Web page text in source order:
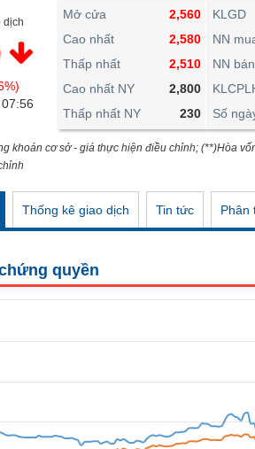
dịch
Mở cửa
2,560
Cao nhất
2,580
Thấp nhất
2,510
Cao nhất NY
2,800
Thấp nhất NY
230
KLGD
NN
NN bán
Số
khoán cơ sở - giá thực hiện điều chỉnh; (**)Hòa
Thống kê giao dịch Tin tức Phân
quyền
LIỆU
THIẾT YẾU
THIẾT YẾU
SỨC KHỎE